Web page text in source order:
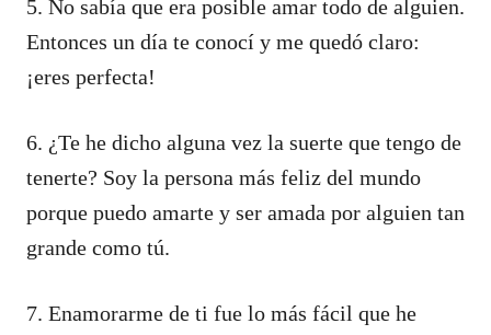
5. No sabía que era posible amar todo de alguien.
Entonces un día te conocí y me quedó claro:
¡eres perfecta!
6. ¿Te he dicho alguna vez la suerte que tengo de
tenerte? Soy la persona más feliz del mundo
porque puedo amarte y ser amada por alguien tan
grande como tú.
7. Enamorarme de ti fue lo más fácil que he